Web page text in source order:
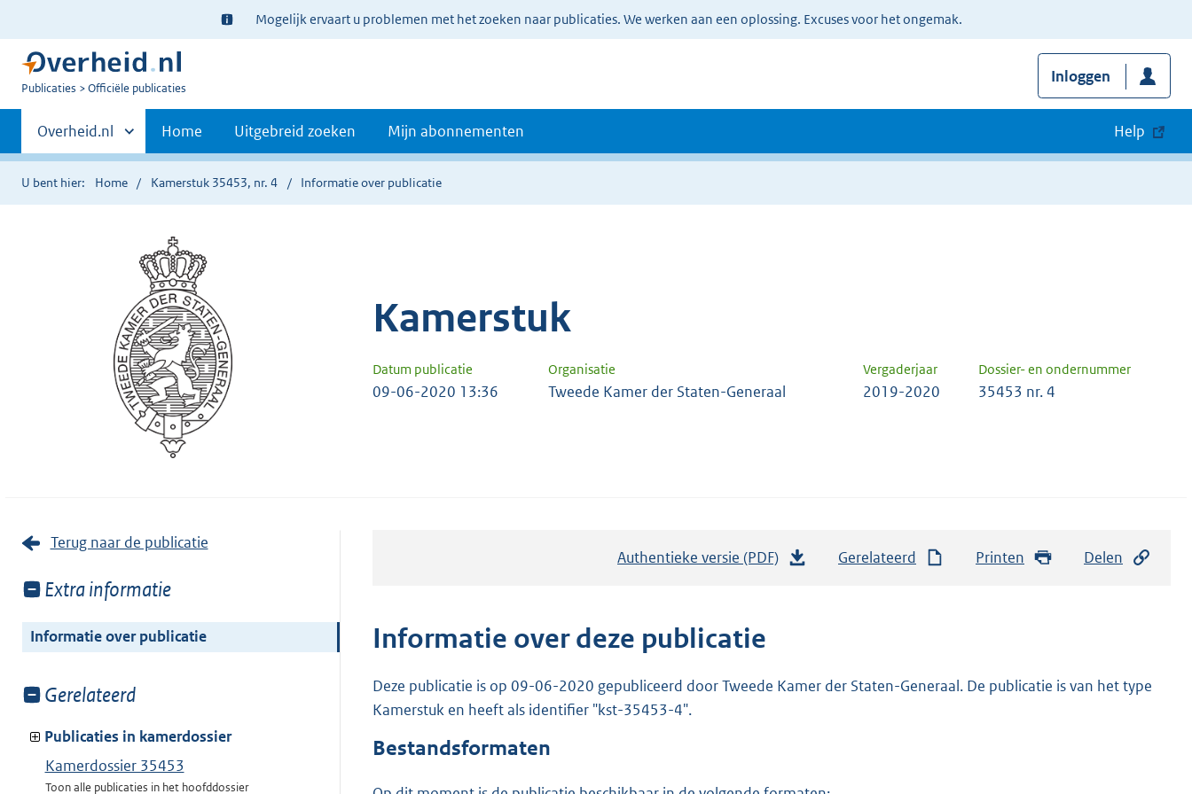
Ter
informatie:
Mogelijk ervaart u problemen met het zoeken naar publicaties. We werken aan een oplossing. Excuses voor het ongemak.
U
Publicaties Officiële publicaties
Inloggen
Primaire
navigatie
Andere
sites
binnen
Overheid.nl Home Uitgebreid zoeken Mijn abonnementen Help
U bent hier: Home Kamerstuk 35453, nr. 4 Informatie over publicatie
Kamerstuk
Datum publicatie Organisatie Vergaderjaar Dossier- en ondernummer
09-06-2020 13:36 Tweede Kamer der Staten-Generaal 2019-2020 35453 nr. 4
Terug naar de publicatie
Toon
van:
Extra informatie
Informatie over publicatie
Toon
van:
Gerelateerd
Publicaties in kamerdossier
Kamerdossier 35453
Toon alle publicaties in het hoofddossier
Authentieke versie (PDF)
n
Gerelateerd Printen Delen
Informatie over deze publicatie
Deze publicatie is op 09-06-2020 gepubliceerd door Tweede Kamer der Staten-Generaal. De publicatie is van het type
Kamerstuk en heeft als identifier "kst-35453-4".
Bestandsformaten